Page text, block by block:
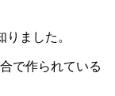
ました。
で作られている